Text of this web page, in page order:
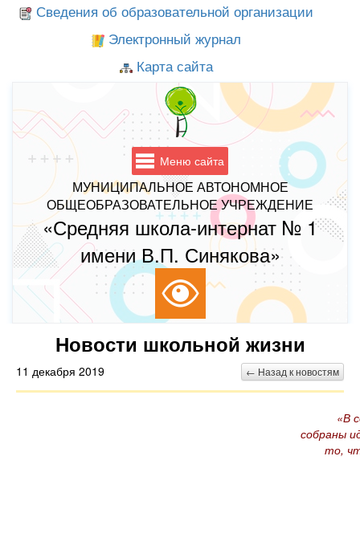
Сведения об образовательной организации
Электронный журнал
Карта сайта
Меню сайта
МУНИЦИПАЛЬНОЕ АВТОНОМНОЕ
ОБЩЕОБРАЗОВАТЕЛЬНОЕ УЧРЕЖДЕНИЕ
«Средняя школа-интернат № 1
имени В.П. Синякова»
Новости школьной жизни
11 декабря 2019 ← Назад к новостям
«В
собраны
то,